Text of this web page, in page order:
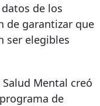
de los
de garantizar que
ser elegibles
Mental creó
de